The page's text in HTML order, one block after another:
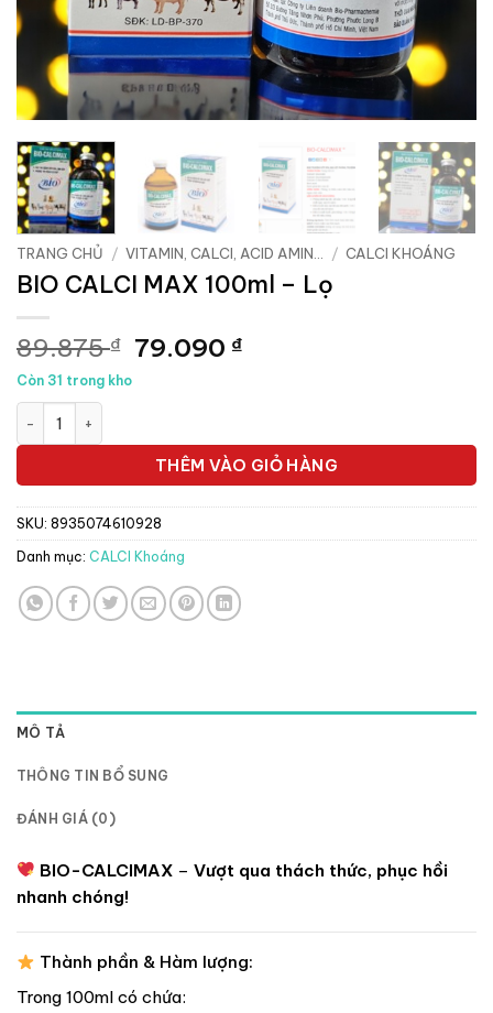
TRANG CHỦ / VITAMIN, CALCI, ACID AMIN... / CALCI KHOÁNG
BIO CALCI MAX 100ml – Lọ
89.875₫ Giá
79.090 ₫Giá
79.090 ₫.
Còn 31 trong kho
THÊM VÀO GIỎ HÀNG
SKU: 8935074610928
Danh mục: CALCI Khoáng
MÔ TẢ
THÔNG TIN BỔ SUNG
ĐÁNH GIÁ (0)
BIO-CALCIMAX –Vượt qua thách thức, phục hồi
nhanh chóng!
Thành phần & Hàm lượng:
Trong 100ml có chứa: